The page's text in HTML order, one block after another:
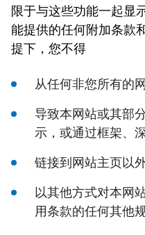
限于与这些功能一起显
能提供的任何附加条款
提下，您不得
从任何非您所有的
导致本网站或其部
示，或通过框架、
链接到网站主页以
以其他方式对本网
用条款的任何其他